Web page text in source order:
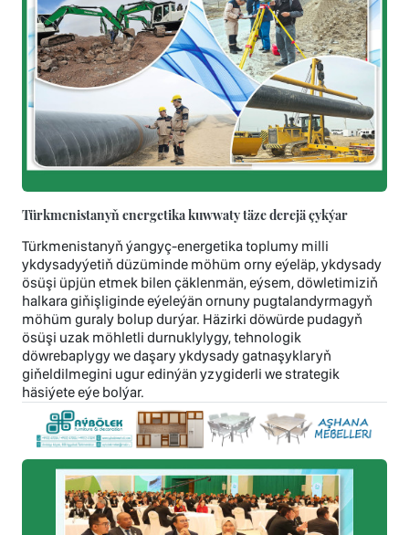
Türkmenistanyň energetika kuwwaty täze derejä çykýar
Türkmenistanyň ýangyç-energetika toplumy milli
ykdysadyýetiň düzüminde möhüm orny eýeläp, ykdysady
ösüşi üpjün etmek bilen çäklenmän, eýsem, döwletimiziň
halkara giňişliginde eýeleýän ornuny pugtalandyrmagyň
möhüm guraly bolup durýar. Häzirki döwürde pudagyň
ösüşi uzak möhletli durnuklylygy, tehnologik
döwrebaplygy we daşary ykdysady gatnaşyklaryň
giňeldilmegini ugur edinýän yzygiderli we strategik
häsiýete eýe bolýar.